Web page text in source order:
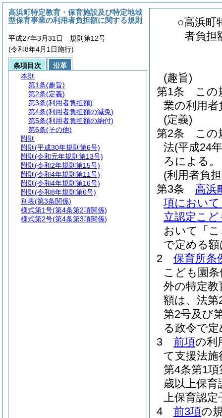
○高浜町
者負担
(趣旨)
第1条
この
業の利用
(定義)
第2条
この
法(平成24
ろによる。
(利用者負
第3条
高浜
項におい
立認定こ
おいて「
で定める
2
保育所条
こども園
外の特定教
額は、法第
第2号及び
る政令で
3
前項の利
て支援法施
第4条第1
歳以上保
上保育認
4
前3項の
高浜町特定教育・保育施設及び特定地域
型保育事業の利用者負担額に関する規則
平成27年3月31日 規則第12号
(令和8年4月1日施行)
条項目次
沿革
本則
第1条(趣旨)
第2条(定義)
第3条(利用者負担額)
第4条(利用者負担額の減免)
第5条(利用者負担額の納付)
第6条(その他)
附則
附則 (平成30年規則第6号)
附則 (令和元年規則第13号)
附則 (令和2年規則第15号)
附則 (令和4年規則第11号)
附則 (令和4年規則第16号)
附則 (令和8年規則第6号)
別表(第3条関係)
様式第1号(第4条第2項関係)
様式第2号(第4条第3項関係)